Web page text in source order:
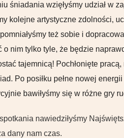
śniadania wzięłyśmy udział w
kolejne artystyczne zdolności,
też sobie i
o nim tylko tyle, że będzie
tajemnicą! Pochłonięte
Po posiłku pełne nowej
bawiłyśmy się w różne gry
nawiedziłyśmy
dany nam czas.